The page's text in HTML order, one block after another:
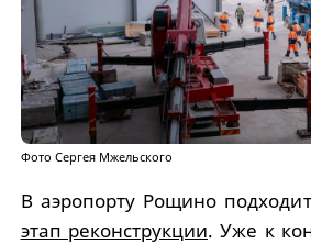
Фото Сергея Мжельского
В аэропорту Рощино
этап реконструкции. Уже к